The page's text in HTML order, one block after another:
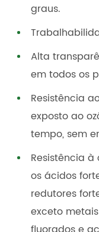
graus.
Alta
em todos os
Resistência
exposto ao
tempo, sem
Resistência
os ácidos
redutores
exceto